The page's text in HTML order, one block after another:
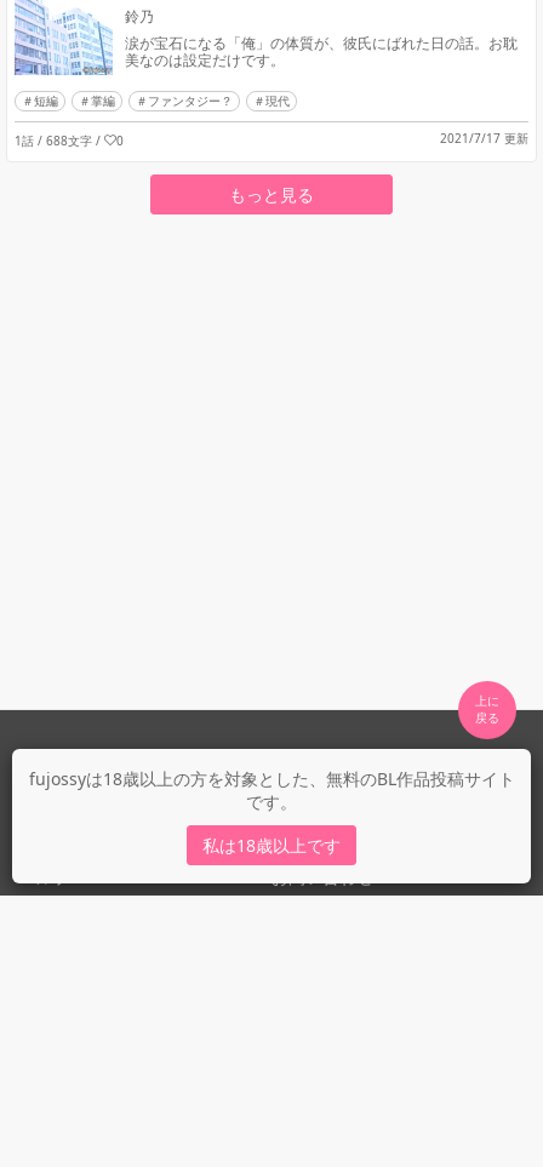
fujossyは18歳以上の方を対象とした、無料のBL作品投稿サイト
です。
私は18歳以上です
鈴乃
涙が宝石になる「俺」の体質が、彼氏にばれた日の話。お耽
美なのは設定だけです。
短編 掌編 ファンタジー？ 現代
1話 / 688文字 / 0 2021/7/17 更新
もっと見る
上に
fujossyについて
fujossy運営ブログ